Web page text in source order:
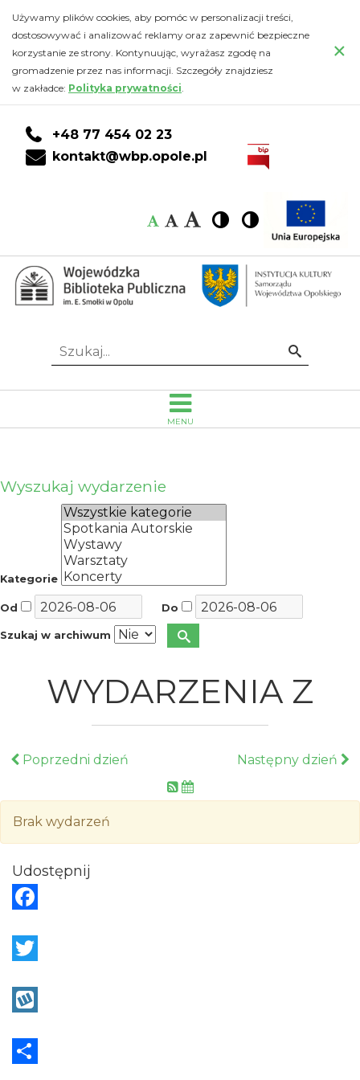
Kalendarz
Wojewódzka
Biblioteka
Publiczna
Emanuela
Smołki
w
Opolu
do
głównej
treści
DO
KONTA
CZYTELNIKA
DO
WYSZUKIWARKI
do
stopki
Używamy plików cookies, aby pomóc w personalizacji treści,
dostosowywać i analizować reklamy oraz zapewnić bezpieczne
korzystanie ze strony. Kontynuując, wyrażasz zgodę na
gromadzenie przez nas informacji. Szczegóły znajdziesz
w zakładce: Polityka prywatności.
×
+48 77 454 02 23
kontakt@wbp.opole.pl
Czcionka:
Czcionka
Czcionka
Czcionka
Wysoki
kontrast
Wysoki
kontrast
Idź
Szukaj...
MENU
Wyszukaj wydarzenie
Kategorie
Od Do
Szukaj w archiwum
WYDARZENIA Z
Poprzedni dzień Następny dzień
Brak wydarzeń
Udostępnij
a
e
o
w
ty